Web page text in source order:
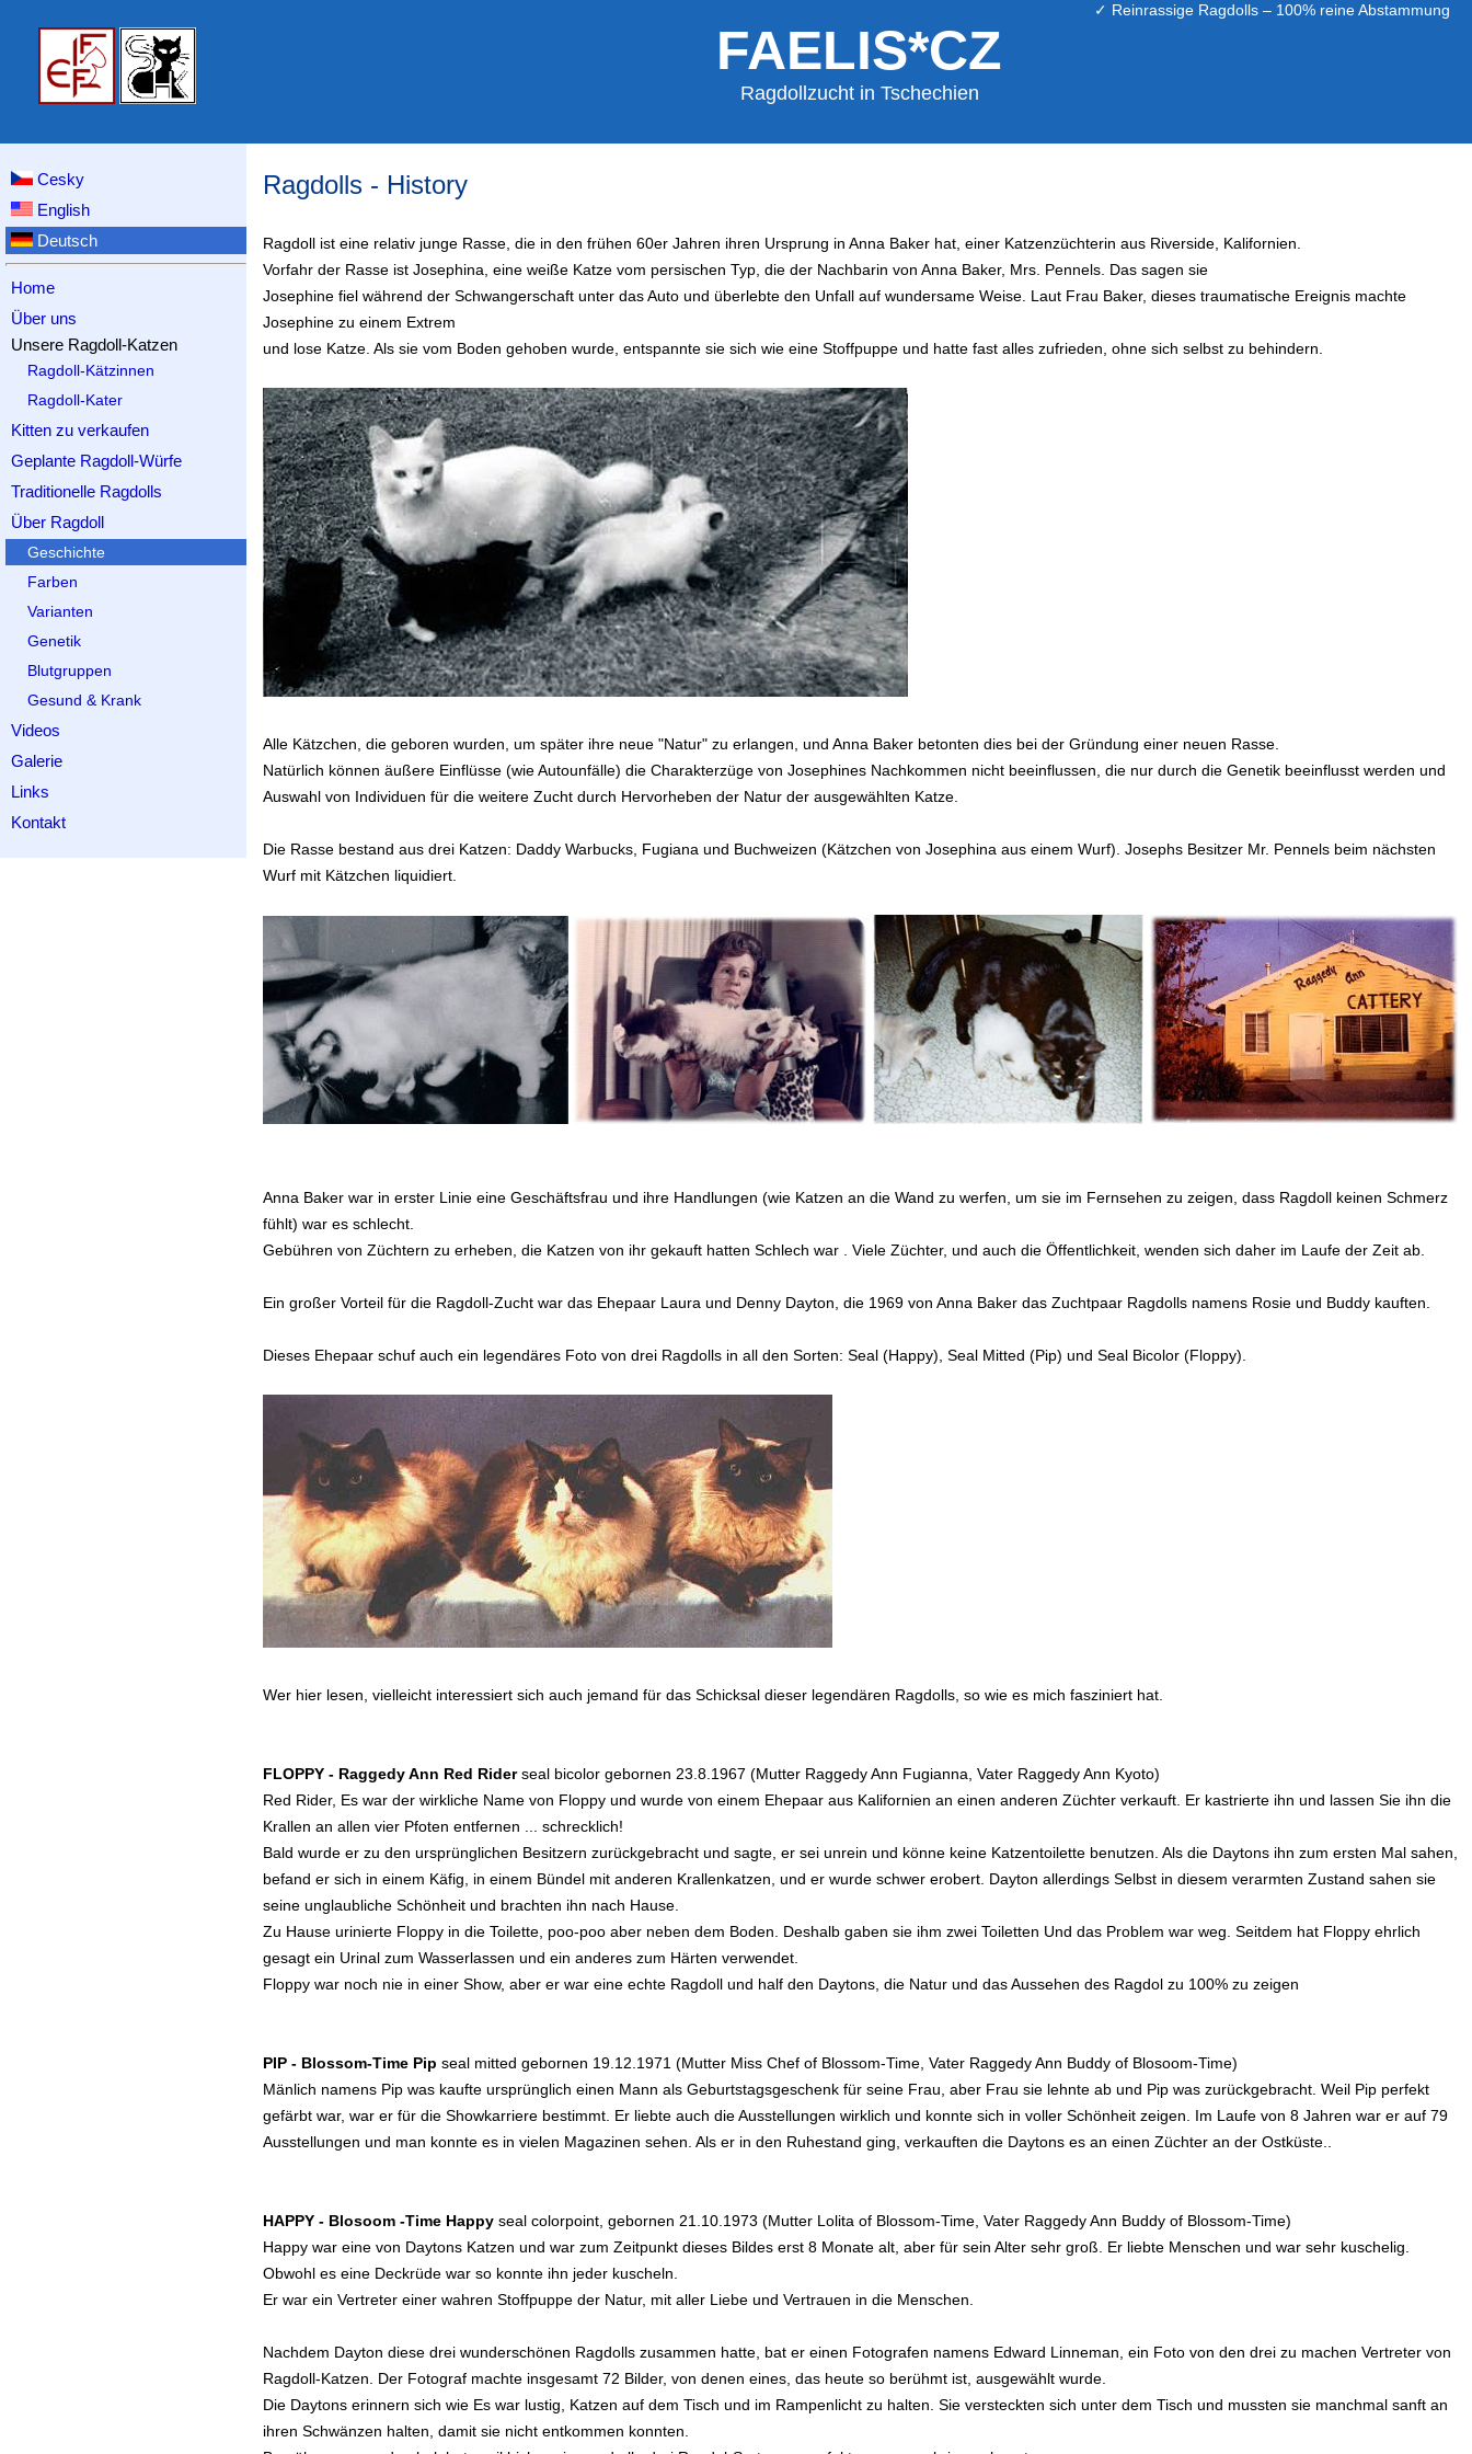
✓ Reinrassige Ragdolls – 100% reine Abstammung
FAELIS*CZ
Ragdollzucht in Tschechien
Cesky
English
Deutsch
Home
Über uns
Unsere Ragdoll-Katzen
Ragdoll-Kätzinnen
Ragdoll-Kater
Kitten zu verkaufen
Geplante Ragdoll-Würfe
Traditionelle Ragdolls
Über Ragdoll
Geschichte
Farben
Varianten
Genetik
Blutgruppen
Gesund & Krank
Videos
Galerie
Links
Kontakt
Ragdolls - History
Ragdoll ist eine relativ junge Rasse, die in den frühen 60er Jahren ihren Ursprung in Anna Baker hat, einer Katzenzüchterin aus Riverside, Kalifornien.
Vorfahr der Rasse ist Josephina, eine weiße Katze vom persischen Typ, die der Nachbarin von Anna Baker, Mrs. Pennels. Das sagen sie
Josephine fiel während der Schwangerschaft unter das Auto und überlebte den Unfall auf wundersame Weise. Laut Frau Baker, dieses traumatische Ereignis machte
Josephine zu einem Extrem
und lose Katze. Als sie vom Boden gehoben wurde, entspannte sie sich wie eine Stoffpuppe und hatte fast alles zufrieden, ohne sich selbst zu behindern.
Alle Kätzchen, die geboren wurden, um später ihre neue "Natur" zu erlangen, und Anna Baker betonten dies bei der Gründung einer neuen Rasse.
Natürlich können äußere Einflüsse (wie Autounfälle) die Charakterzüge von Josephines Nachkommen nicht beeinflussen, die nur durch die Genetik beeinflusst werden und
Auswahl von Individuen für die weitere Zucht durch Hervorheben der Natur der ausgewählten Katze.
Die Rasse bestand aus drei Katzen: Daddy Warbucks, Fugiana und Buchweizen (Kätzchen von Josephina aus einem Wurf). Josephs Besitzer Mr. Pennels beim nächsten
Wurf mit Kätzchen liquidiert.
Anna Baker war in erster Linie eine Geschäftsfrau und ihre Handlungen (wie Katzen an die Wand zu werfen, um sie im Fernsehen zu zeigen, dass Ragdoll keinen Schmerz
fühlt) war es schlecht.
Gebühren von Züchtern zu erheben, die Katzen von ihr gekauft hatten Schlech war . Viele Züchter, und auch die Öffentlichkeit, wenden sich daher im Laufe der Zeit ab.
Ein großer Vorteil für die Ragdoll-Zucht war das Ehepaar Laura und Denny Dayton, die 1969 von Anna Baker das Zuchtpaar Ragdolls namens Rosie und Buddy kauften.
Dieses Ehepaar schuf auch ein legendäres Foto von drei Ragdolls in all den Sorten: Seal (Happy), Seal Mitted (Pip) und Seal Bicolor (Floppy).
Wer hier lesen, vielleicht interessiert sich auch jemand für das Schicksal dieser legendären Ragdolls, so wie es mich fasziniert hat.
FLOPPY - Raggedy Ann Red Riderseal bicolor gebornen 23.8.1967 (Mutter Raggedy Ann Fugianna, Vater Raggedy Ann Kyoto)
Red Rider, Es war der wirkliche Name von Floppy und wurde von einem Ehepaar aus Kalifornien an einen anderen Züchter verkauft. Er kastrierte ihn und lassen Sie ihn die
Krallen an allen vier Pfoten entfernen ... schrecklich!
Bald wurde er zu den ursprünglichen Besitzern zurückgebracht und sagte, er sei unrein und könne keine Katzentoilette benutzen. Als die Daytons ihn zum ersten Mal sahen,
befand er sich in einem Käfig, in einem Bündel mit anderen Krallenkatzen, und er wurde schwer erobert. Dayton allerdings Selbst in diesem verarmten Zustand sahen sie
seine unglaubliche Schönheit und brachten ihn nach Hause.
Zu Hause urinierte Floppy in die Toilette, poo-poo aber neben dem Boden. Deshalb gaben sie ihm zwei Toiletten Und das Problem war weg. Seitdem hat Floppy ehrlich
gesagt ein Urinal zum Wasserlassen und ein anderes zum Härten verwendet.
Floppy war noch nie in einer Show, aber er war eine echte Ragdoll und half den Daytons, die Natur und das Aussehen des Ragdol zu 100% zu zeigen
PIP - Blossom-Time Pip seal mitted gebornen 19.12.1971 (Mutter Miss Chef of Blossom-Time, Vater Raggedy Ann Buddy of Blosoom-Time)
Mänlich namens Pip was kaufte ursprünglich einen Mann als Geburtstagsgeschenk für seine Frau, aber Frau sie lehnte ab und Pip was zurückgebracht. Weil Pip perfekt
gefärbt war, war er für die Showkarriere bestimmt. Er liebte auch die Ausstellungen wirklich und konnte sich in voller Schönheit zeigen. Im Laufe von 8 Jahren war er auf 79
Ausstellungen und man konnte es in vielen Magazinen sehen. Als er in den Ruhestand ging, verkauften die Daytons es an einen Züchter an der Ostküste..
HAPPY - Blosoom -Time Happy seal colorpoint, gebornen 21.10.1973 (Mutter Lolita of Blossom-Time, Vater Raggedy Ann Buddy of Blossom-Time)
Happy war eine von Daytons Katzen und war zum Zeitpunkt dieses Bildes erst 8 Monate alt, aber für sein Alter sehr groß. Er liebte Menschen und war sehr kuschelig.
Obwohl es eine Deckrüde war so konnte ihn jeder kuscheln.
Er war ein Vertreter einer wahren Stoffpuppe der Natur, mit aller Liebe und Vertrauen in die Menschen.
Nachdem Dayton diese drei wunderschönen Ragdolls zusammen hatte, bat er einen Fotografen namens Edward Linneman, ein Foto von den drei zu machen Vertreter von
Ragdoll-Katzen. Der Fotograf machte insgesamt 72 Bilder, von denen eines, das heute so berühmt ist, ausgewählt wurde.
Die Daytons erinnern sich wie Es war lustig, Katzen auf dem Tisch und im Rampenlicht zu halten. Sie versteckten sich unter dem Tisch und mussten sie manchmal sanft an
ihren Schwänzen halten, damit sie nicht entkommen konnten.